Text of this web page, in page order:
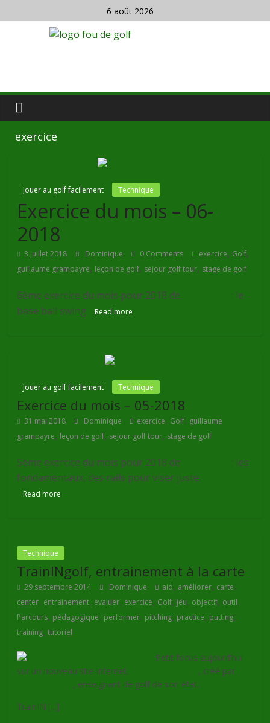
6 août 2026
exercice
Jouer au golf facilement Technique
Exercice du mois – 06-
2018
3 juillet 2018 Dominique 0 Comments exercice, Golf,
guillaume grampayre, leçon de golf, sejour golf tour, stage de golf
6ème exercice du mois pour 2018 de
: le
base ball swing
Read more
Jouer au golf facilement Technique
Exercice du mois – 05-2018
31 mai 2018 Dominique exercice, Golf, guillaume
grampayre, leçon de golf, sejour golf tour, stage de golf
5ème exercice du mois pour 2018 de
: les
fondamentaux, des rails pour viser juste.
Read more
Technique
TrainINgolf, entrainement à la carte
29 septembre 2014 Dominique aid, améliorer, carte,
center, entrainement, évaluer, exercice, Golf, jeu, objectif, outil,
Parcours, pédagogique, performer, pitching, practice, putting,
training,tutoriel
Petit focus aujourd’hui
sur un nouveau site Internet,
, créé par
, enseignant de golf de son état.
TrainIN [...]